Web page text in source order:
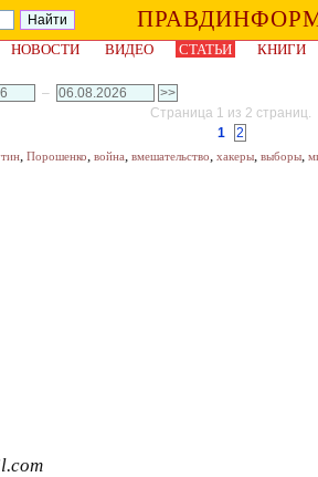
НОВОСТИ ВИДЕО СТАТЬИ КНИГИ
–
Страница 1 из 2 страниц.
1
2
, Порошенко, война, вмешательство, хакеры, выборы,